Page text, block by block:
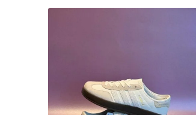
en
la
página
de